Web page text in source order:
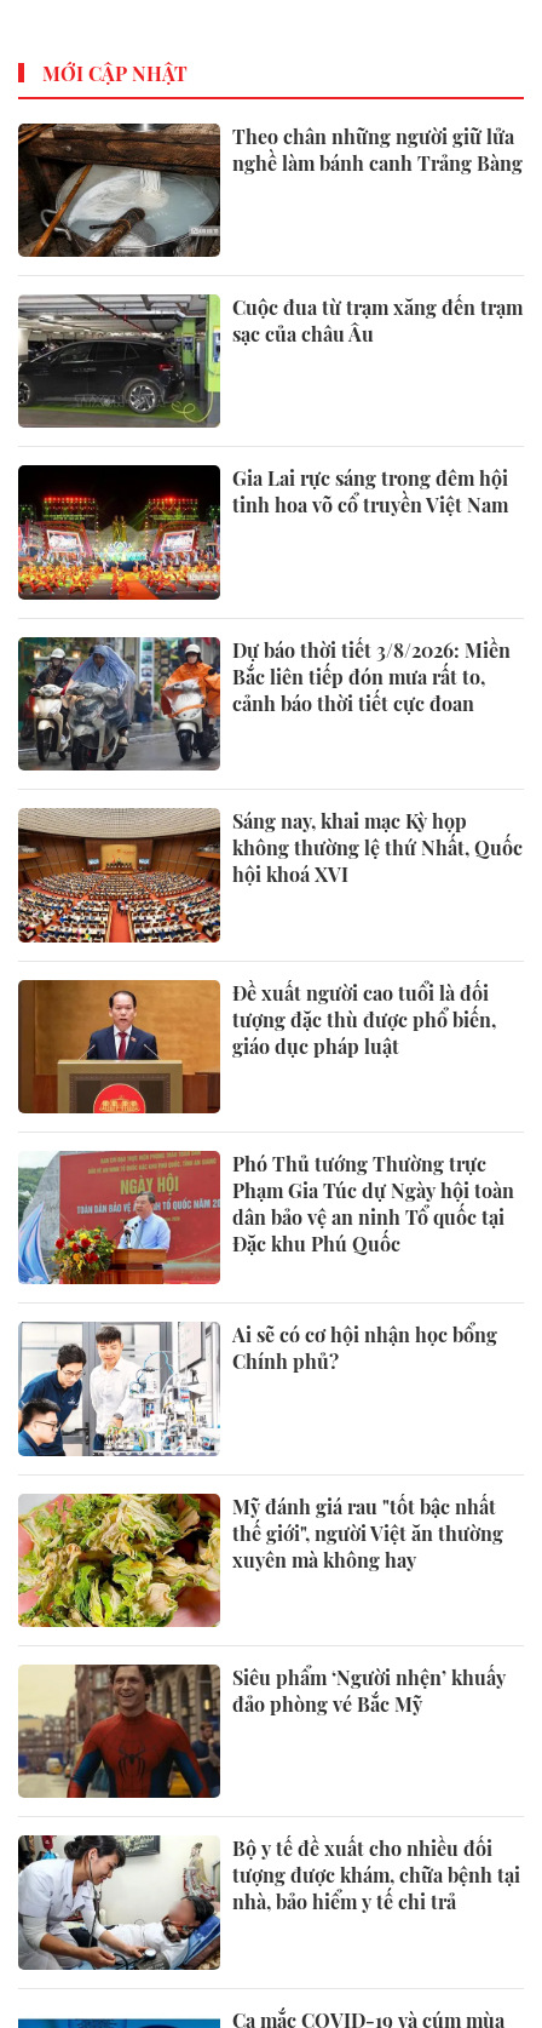
MỚI CẬP NHẬT
Theo chân những người giữ lửa
nghề làm bánh canh Trảng Bàng
Cuộc đua từ trạm xăng đến trạm
sạc của châu Âu
Gia Lai rực sáng trong đêm hội
tinh hoa võ cổ truyền Việt Nam
Dự báo thời tiết 3/8/2026: Miền
Bắc liên tiếp đón mưa rất to,
cảnh báo thời tiết cực đoan
Sáng nay, khai mạc Kỳ họp
không thường lệ thứ Nhất, Quốc
hội khoá XVI
Đề xuất người cao tuổi là đối
tượng đặc thù được phổ biến,
giáo dục pháp luật
Phó Thủ tướng Thường trực
Phạm Gia Túc dự Ngày hội toàn
dân bảo vệ an ninh Tổ quốc tại
Đặc khu Phú Quốc
Ai sẽ có cơ hội nhận học bổng
Chính phủ?
Mỹ đánh giá rau "tốt bậc nhất
thế giới", người Việt ăn thường
xuyên mà không hay
Siêu phẩm ‘Người nhện’ khuấy
đảo phòng vé Bắc Mỹ
Bộ y tế đề xuất cho nhiều đối
tượng được khám, chữa bệnh tại
nhà, bảo hiểm y tế chi trả
Ca mắc COVID-19 và cúm mùa